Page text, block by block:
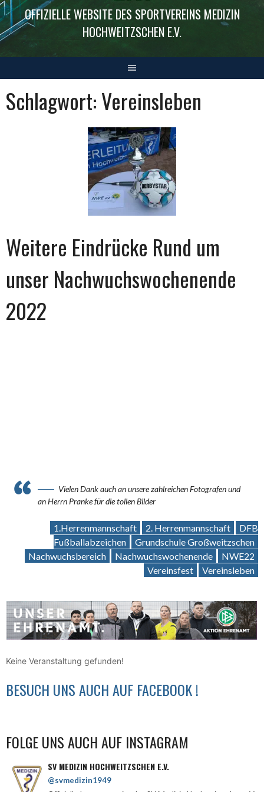
OFFIZIELLE WEBSITE DES SPORTVEREINS MEDIZIN
HOCHWEITZSCHEN E.V.
Schlagwort:Vereinsleben
Weitere Eindrücke Rund um
unser Nachwuchswochenende
2022
Vielen Dank auch an unsere zahlreichen Fotografen und
an Herrn Pranke für die tollen Bilder
1.Herrenmannschaft 2. Herrenmannschaft
DFB
Fußballabzeichen
Grundschule Großweitzschen
Nachwuchsbereich
Nachwuchswochenende
NWE22
Vereinsfest
Vereinsleben
Keine Veranstaltung gefunden!
BESUCH UNS AUCH AUF FACEBOOK !
FOLGE UNS AUCH AUF INSTAGRAM
SV MEDIZIN HOCHWEITZSCHEN E.V.
@svmedizin1949